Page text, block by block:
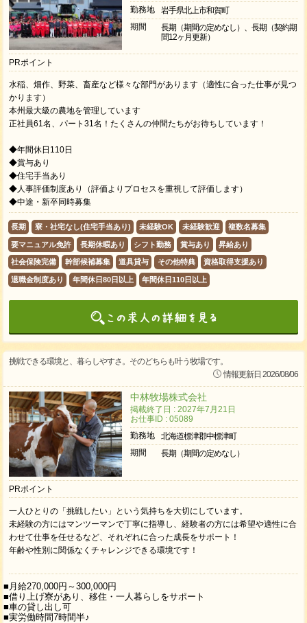
勤務地
岩手県北上市和賀町
期間
長期（期間の定めなし）、長期（契約期
間12ヶ月更新）
PRポイント
水稲、畑作、野菜、畜産など様々な部門があります（適性に合った仕事が見つ
かります）
本州最大級の農地を管理しています
正社員61名、パート31名！たくさんの仲間たちがお待ちしています！
◆年間休日110日
◆賞与あり
◆住宅手当あり
◆人事評価制度あり（評価よりプロセスを重視して評価します）
◆中途・新卒同時募集
長期 寮・社宅なし(住宅手当あり) 未経験OK 未経験歓迎 複数名募集
要マニュアル免許 長期休暇あり シフト勤務 賞与あり 昇給あり
社会保険完備 幹部候補募集 道具貸与 その他特典 資格取得支援あり
退職金制度あり 年間休日80日以上 年間休日110日以上
挑戦できる環境と、暮らしやすさ。そのどちらも叶う牧場です。
情報更新日 2026/08/06
中林牧場株式会社
掲載終了日 : 2027年7月21日
お仕事ID : 05089
勤務地
北海道標津郡中標津町
期間
長期（期間の定めなし）
PRポイント
一人ひとりの「挑戦したい」という気持ちを大切にしています。
未経験の方にはマンツーマンで丁寧に指導し、経験者の方には希望や適性に合
わせて仕事を任せるなど、それぞれに合った成長をサポート！
年齢や性別に関係なくチャレンジできる環境です！
■月給270,000円～300,000円
■借り上げ寮があり、移住・一人暮らしをサポート
■車の貸し出し可
■実労働時間7時間半♪